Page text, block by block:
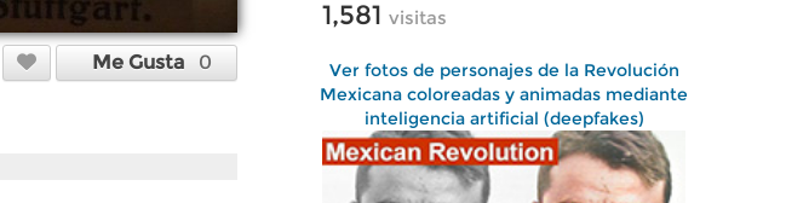
Me Gusta 0
1,581 visitas
Ver fotos de personajes de la Revolución
Mexicana coloreadas y animadas mediante
inteligencia artificial (deepfakes)